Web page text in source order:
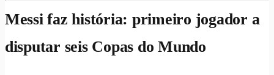
Messi faz história: primeiro jogador a
disputar seis Copas do Mundo